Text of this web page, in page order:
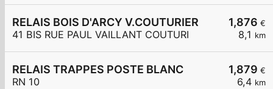
1,876 €
8,1 km
RELAIS BOIS D'ARCY V.COUTURIER
41 BIS RUE PAUL VAILLANT COUTURI
1,879 €
6,4 km
RELAIS TRAPPES POSTE BLANC
RN 10